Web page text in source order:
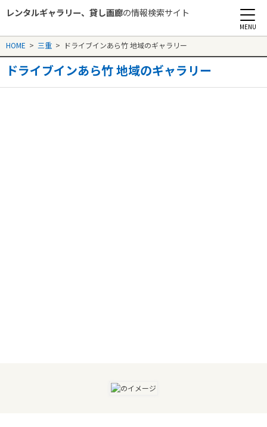
レンタルギャラリー、貸し画廊の情報検索サイト
Rental Gallery jp
HOME > 三重 > ドライブインあら竹 地域のギャラリー
ドライブインあら竹 地域のギャラリー